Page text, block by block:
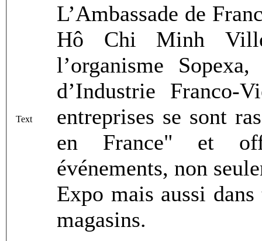
Text
L’Ambassade de
Hô Chi Minh
l’organisme
d’Industrie Franco-
entreprises se sont
en France" et
événements, non
Expo mais aussi
magasins.